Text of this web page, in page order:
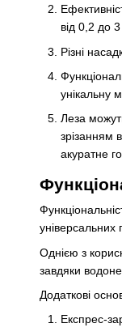
від 0,2 до
Різні
унікальну
Леза
зрізанням
акуратне
універсальних
Однією з
завдяки
Додаткові
Експрес-